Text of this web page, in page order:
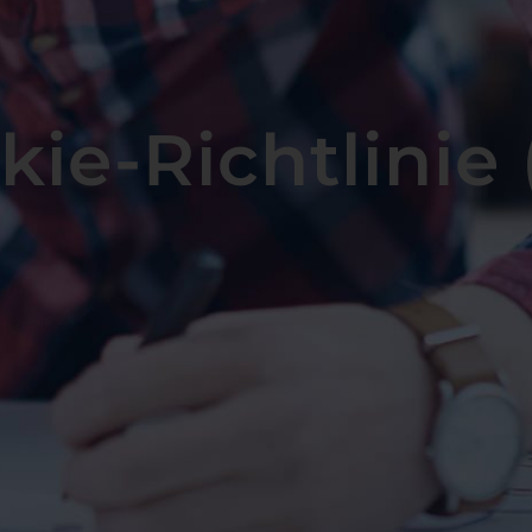
Richtlinie